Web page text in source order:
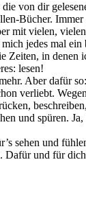
von dir
Bücher. Immer
mit vielen,
jedes mal ein
Zeiten, in denen
lesen!
Aber dafür
verliebt.
und spüren.
sehen und
Dafür und für